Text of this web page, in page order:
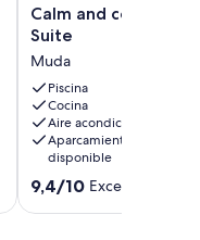
Calm
and
in
Nature
-
Suite
Muda
Calm and comfort
Suite
Muda
Piscina
Cocina
Aire acondicionado
Aparcamiento
disponible
9.4
9,4/10 Excepcional